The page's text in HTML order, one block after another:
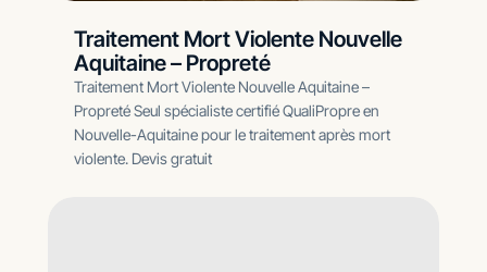
Traitement Mort Violente Nouvelle
Aquitaine – Propreté
Traitement Mort Violente Nouvelle Aquitaine –
Propreté Seul spécialiste certifié QualiPropre en
Nouvelle-Aquitaine pour le traitement après mort
violente. Devis gratuit